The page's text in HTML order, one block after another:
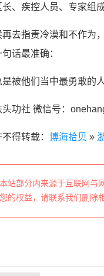
、疾控人员、专家组
去指责冷漠和不作为
话最准确：
被他们当中最勇敢的
头功社 微信号：
得转载： 博海拾贝 »
站部分内来源于互联网与
的权益，请联系我们删除